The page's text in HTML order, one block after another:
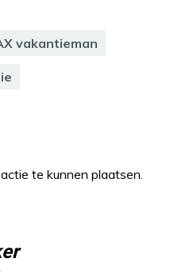
vakantieman
te kunnen plaatsen.